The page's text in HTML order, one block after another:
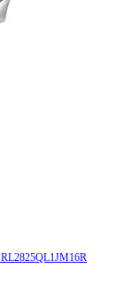
ساعة معصم رومانسون الطراز RL2825QL1JM16R